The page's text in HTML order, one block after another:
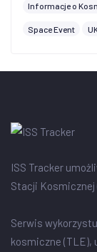
Informacje o
Space Event
ISS Tracker
Stacji Kosmicznej
Serwis
kosmiczne (TLE),